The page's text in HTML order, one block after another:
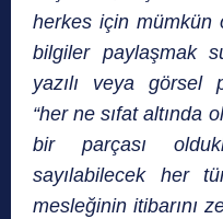
herkes için mümkün
bilgiler paylaşmak
yazılı veya görsel
“her ne sıfat altında
bir parçası
sayılabilecek her
mesleğinin itibarını